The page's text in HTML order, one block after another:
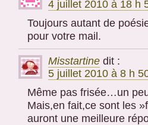
4 juillet 2010 à 18 h
Toujours autant de
pour votre mail.
Misstartine dit :
5 juillet 2010 à 8 h
Même pas frisée…un
Mais,en fait,ce sont les
auront une meilleure